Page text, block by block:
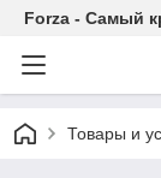
Forza - Самый
Товары и